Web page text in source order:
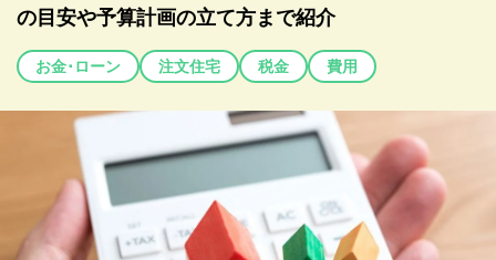
の目安や予算計画の立て方まで紹介
お金･ローン 注文住宅 税金 費用